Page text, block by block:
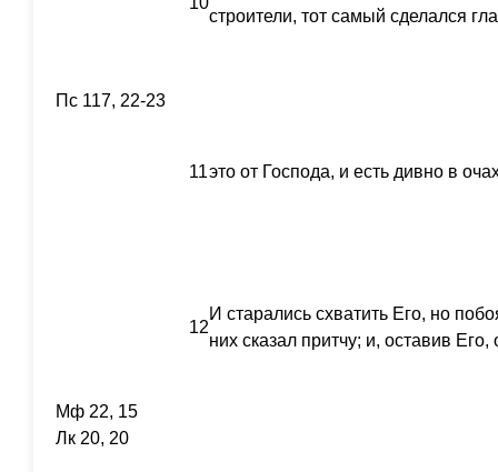
строители, тот самый сделался
Пс 117, 22-23
11это от Господа, и есть дивно в
12
И старались схватить Его, но
них сказал притчу; и, оставив
Мф 22, 15
Лк 20, 20